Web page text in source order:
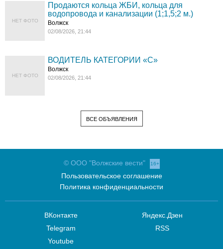
НЕТ ФОТО
Продаются кольца ЖБИ, кольца для
водопровода и канализации (1;1,5;2 м.)
Волжск
02/08/2026, 21:44
НЕТ ФОТО
ВОДИТЕЛЬ КАТЕГОРИИ «C»
Волжск
02/08/2026, 21:44
ВСЕ ОБЪЯВЛЕНИЯ
© ООО "Волжские вести" 16+
Пользовательское соглашение
Политика конфиденциальности
ВКонтакте
Telegram
Youtube
Яндекс.Дзен
RSS